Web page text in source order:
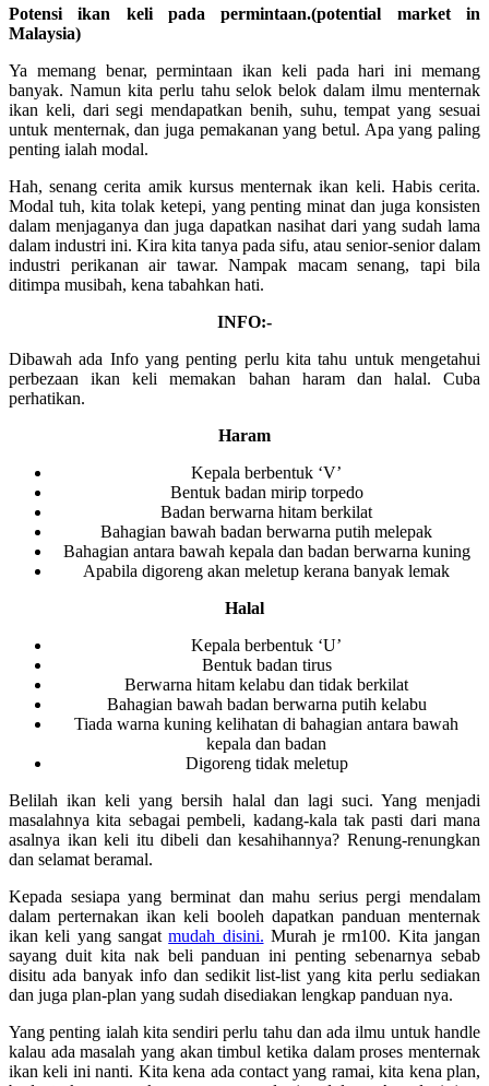
Potensi ikan keli pada permintaan.(potential market in
Malaysia)
Ya memang benar, permintaan ikan keli pada hari ini memang
banyak. Namun kita perlu tahu selok belok dalam ilmu menternak
ikan keli, dari segi mendapatkan benih, suhu, tempat yang sesuai
untuk menternak, dan juga pemakanan yang betul. Apa yang paling
penting ialah modal.
Hah, senang cerita amik kursus menternak ikan keli. Habis cerita.
Modal tuh, kita tolak ketepi, yang penting minat dan juga konsisten
dalam menjaganya dan juga dapatkan nasihat dari yang sudah lama
dalam industri ini. Kira kita tanya pada sifu, atau senior-senior dalam
industri perikanan air tawar. Nampak macam senang, tapi bila
ditimpa musibah, kena tabahkan hati.
INFO:-
Dibawah ada Info yang penting perlu kita tahu untuk mengetahui
perbezaan ikan keli memakan bahan haram dan halal. Cuba
perhatikan.
Haram
Kepala berbentuk ‘V’
Bentuk badan mirip torpedo
Badan berwarna hitam berkilat
Bahagian bawah badan berwarna putih melepak
Bahagian antara bawah kepala dan badan berwarna kuning
Apabila digoreng akan meletup kerana banyak lemak
Halal
Kepala berbentuk ‘U’
Bentuk badan tirus
Berwarna hitam kelabu dan tidak berkilat
Bahagian bawah badan berwarna putih kelabu
Tiada warna kuning kelihatan di bahagian antara bawah
kepala dan badan
Digoreng tidak meletup
Belilah ikan keli yang bersih halal dan lagi suci. Yang menjadi
masalahnya kita sebagai pembeli, kadang-kala tak pasti dari mana
asalnya ikan keli itu dibeli dan kesahihannya? Renung-renungkan
dan selamat beramal.
Kepada sesiapa yang berminat dan mahu serius pergi mendalam
dalam perternakan ikan keli booleh dapatkan panduan menternak
ikan keli yang sangatmudah disini. Murah je rm100. Kita jangan
sayang duit kita nak beli panduan ini penting sebenarnya sebab
disitu ada banyak info dan sedikit list-list yang kita perlu sediakan
dan juga plan-plan yang sudah disediakan lengkap panduan nya.
Yang penting ialah kita sendiri perlu tahu dan ada ilmu untuk handle
kalau ada masalah yang akan timbul ketika dalam proses menternak
ikan keli ini nanti. Kita kena ada contact yang ramai, kita kena plan,